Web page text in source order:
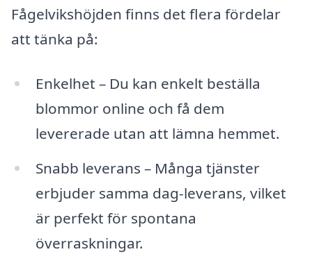
Fågelvikshöjden finns det flera fördelar
att tänka på:
Enkelhet – Du kan enkelt beställa
blommor online och få dem
levererade utan att lämna hemmet.
Snabb leverans – Många tjänster
erbjuder samma dag-leverans, vilket
är perfekt för spontana
överraskningar.